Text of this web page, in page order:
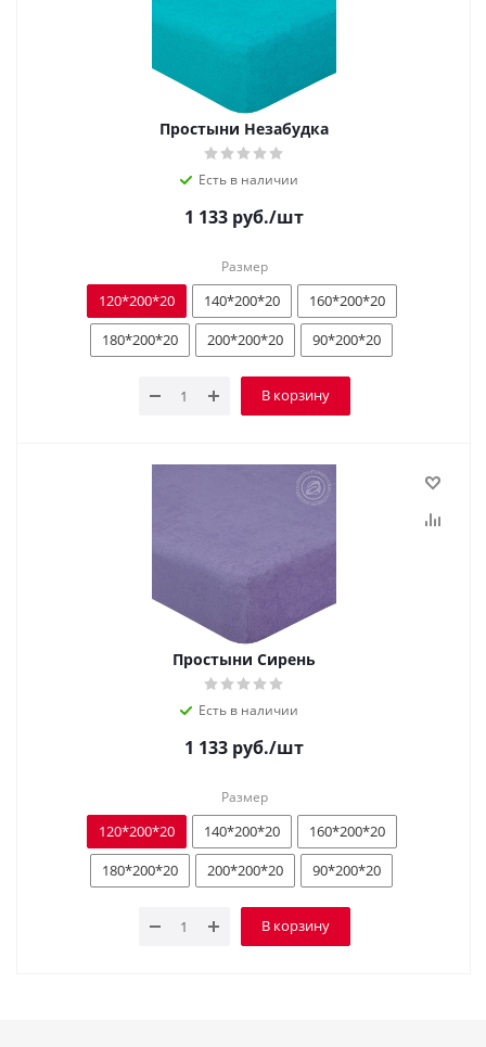
Простыни Незабудка
Есть в наличии
1 133 руб./шт
Размер
120*200*20 140*200*20
160*200*20
180*200*20
200*200*20 90*200*20
В корзину
Простыни Сирень
Есть в наличии
1 133 руб./шт
Размер
120*200*20 140*200*20
160*200*20
180*200*20
200*200*20 90*200*20
В корзину